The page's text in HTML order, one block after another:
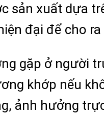
sản xuất dựa
đại để cho
gặp ở người
khớp nếu
ảnh hưởng